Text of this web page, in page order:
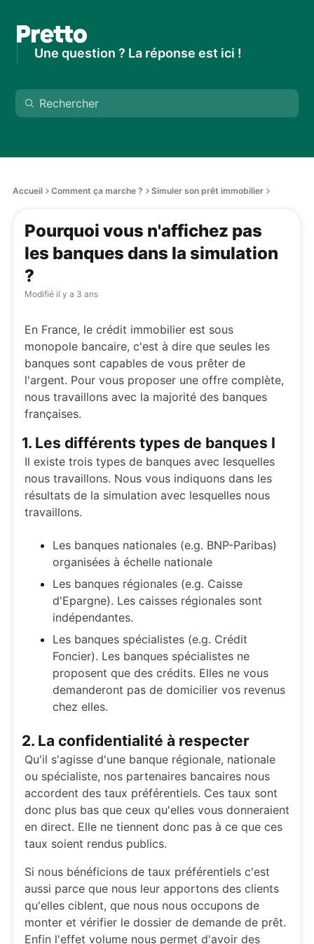
Une question ? La réponse est ici !
Accueil Comment ça marche ? Simuler son prêt immobilier
Pourquoi vous n'affichez pas
les banques dans la simulation
?
Modifié il y a 3 ans
En France, le crédit immobilier est sous
monopole bancaire, c'est à dire que seules les
banques sont capables de vous prêter de
l'argent. Pour vous proposer une offre complète,
nous travaillons avec la majorité des banques
françaises.
1. Les différents types de banques I
Il existe trois types de banques avec lesquelles
nous travaillons. Nous vous indiquons dans les
résultats de la simulation avec lesquelles nous
travaillons.
Les banques nationales (e.g. BNP-Paribas)
organisées à échelle nationale
Les banques régionales (e.g. Caisse
d'Epargne). Les caisses régionales sont
indépendantes.
Les banques spécialistes (e.g. Crédit
Foncier). Les banques spécialistes ne
proposent que des crédits. Elles ne vous
demanderont pas de domicilier vos revenus
chez elles.
2. La confidentialité à respecter
Qu'il s'agisse d'une banque régionale, nationale
ou spécialiste, nos partenaires bancaires nous
accordent des taux préférentiels. Ces taux sont
donc plus bas que ceux qu'elles vous donneraient
en direct. Elle ne tiennent donc pas à ce que ces
taux soient rendus publics.
Si nous bénéficions de taux préférentiels c'est
aussi parce que nous leur apportons des clients
qu'elles ciblent, que nous nous occupons de
monter et vérifier le dossier de demande de prêt.
Enfin l'effet volume nous permet d'avoir des